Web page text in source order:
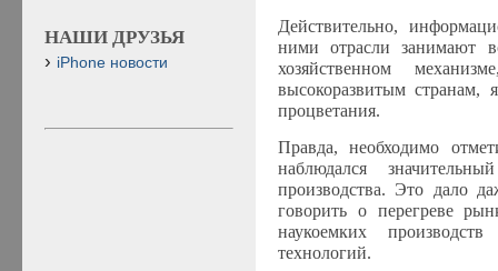
Действительно,
ними отрасли занимают
хозяйственном
высокоразвитым странам,
процветания.
Правда, необходимо
наблюдался
производства. Это дало
говорить о перегреве
наукоемких
технологий.
НАШИ ДРУЗЬЯ
iPhone новости